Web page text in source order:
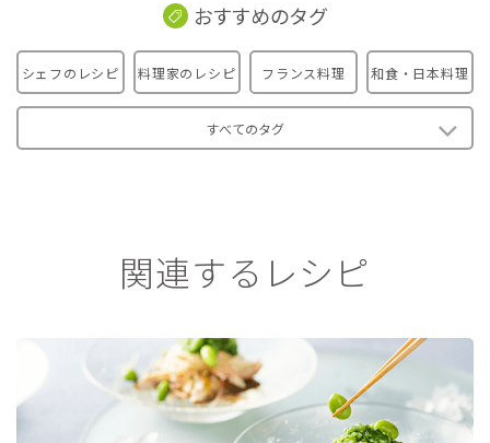
おすすめのタグ
シェフのレシピ 料理家のレシピ フランス料理 和食・日本料理
すべてのタグ
関連するレシピ